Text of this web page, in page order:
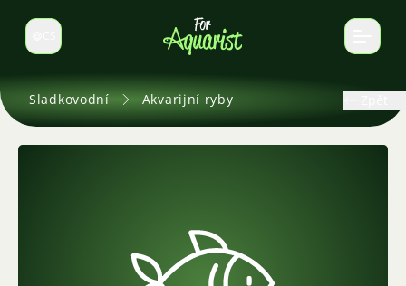
Select language
Sladkovodní Akvarijní ryby